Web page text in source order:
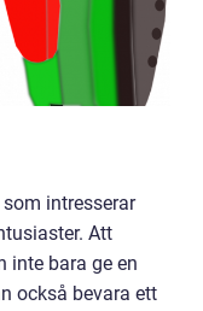
intresserar
Att
inte bara ge en
också bevara ett